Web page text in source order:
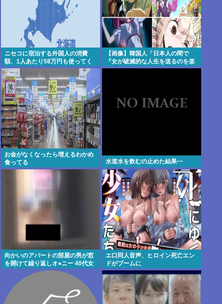
ニセコに宿泊する外国人の消費
額、1人あたり58万円も使ってく
れることが判明。日本人の4.6倍
【画像】韓国人「日本人の間で
『女が破滅的な人生を送るのを楽
しむ陰湿な趣味』が流行ってい
お金がなくなったら増えるわかめ
食ってる
水道水を飲むの止めた結果⋯
向かいのアパートの部屋の男が窓
を開けて繰り返しオ●ニー 40代女
性「こんな状態じゃ自宅に帰れな
エ口同人音声、ヒロイン死亡エン
ドがブームに